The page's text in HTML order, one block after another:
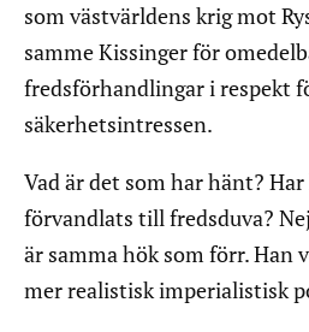
som västvärldens krig mot
samme Kissinger för
fredsförhandlingar i respekt
säkerhetsintressen.
Vad är det som har hänt?
förvandlats till fredsduva?
är samma hök som förr. Han
mer realistisk imperialistisk